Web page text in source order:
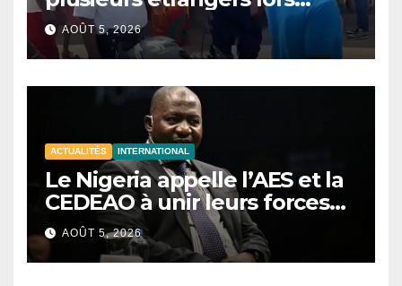
d’une opération de
sécurisation
AOÛT 5, 2026
ACTUALITÉS INTERNATIONAL
Le Nigeria appelle l’AES et la
CEDEAO à unir leurs forces
contre le terrorisme
AOÛT 5, 2026